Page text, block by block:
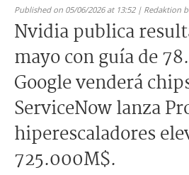
Published on 05/06/2026 at 13:52 | Redaktion
Nvidia publica
mayo con guía de
Google venderá
ServiceNow lanza
hiperescaladores
725.000M$.